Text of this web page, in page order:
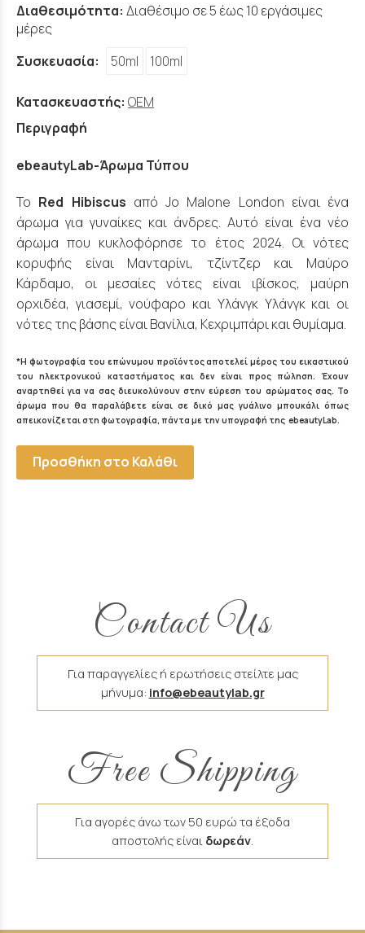
Διαθεσιμότητα: Διαθέσιμο σε 5 έως 10 εργάσιμες
μέρες
Συσκευασία:
50ml 100ml
Κατασκευαστής: OEM
Περιγραφή
ebeautyLab-Άρωμα Τύπου
Το Red Hibiscus από Jo Malone London είναι ένα
άρωμα για γυναίκες και άνδρες. Αυτό είναι ένα νέο
άρωμα που κυκλοφόρησε το έτος 2024. Οι νότες
κορυφής είναι Μανταρίνι, τζίντζερ και Μαύρο
Κάρδαμο, οι μεσαίες νότες είναι ιβίσκος, μαύρη
ορχιδέα, γιασεμί, νούφαρο και Υλάνγκ Υλάνγκ και οι
νότες της βάσης είναι Βανίλια, Κεχριμπάρι και θυμίαμα.
*Η φωτογραφία του επώνυμου προϊόντος αποτελεί μέρος του εικαστικού
του ηλεκτρονικού καταστήματος και δεν είναι προς πώληση. Έχουν
αναρτηθεί για να σας διευκολύνουν στην εύρεση του αρώματος σας. Το
άρωμα που θα παραλάβετε είναι σε δικό μας γυάλινο μπουκάλι όπως
απεικονίζεται στη φωτογραφία, πάντα με την υπογραφή της ebeautyLab.
Προσθήκη στο Καλάθι
Contact Us
Για παραγγελίες ή ερωτήσεις στείλτε μας
μήνυμα: info@ebeautylab.gr
Free Shipping
Για αγορές άνω των 50 ευρώ τα έξοδα
αποστολής είναι δωρεάν.